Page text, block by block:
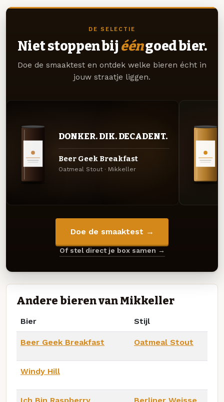
DE SELECTIE
Niet stoppen bij ééngoed bier.
Doe de smaaktest en ontdek welke bieren écht in
jouw straatje liggen.
DONKER. DIK. DECADENT.
Beer Geek Breakfast
Oatmeal Stout · Mikkeller
Doe de smaaktest →
Of stel direct je box samen →
Andere bieren van Mikkeller
Bier Stijl
Beer Geek Breakfast Oatmeal Stout
Windy Hill